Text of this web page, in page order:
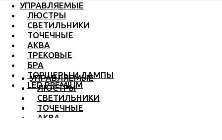
УПРАВЛЯЕМЫЕ
ЛЮСТРЫ
СВЕТИЛЬНИКИ
ТОЧЕЧНЫЕ
АКВА
ТРЕКОВЫЕ
БРА
ТОРШЕРЫ И ЛАМПЫ
LED PREMIUM
УПРАВЛЯЕМЫЕ
ЛЮСТРЫ
СВЕТИЛЬНИКИ
ТОЧЕЧНЫЕ
АКВА